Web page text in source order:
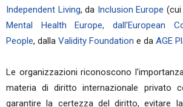
Independent Living, da Inclusion Europe
Mental Health Europe,dall'European
People, dalla Validity Foundation e da AGE
Le organizzazioni riconoscono
materia di diritto internazionale privato
garantire la certezza del diritto, evitare